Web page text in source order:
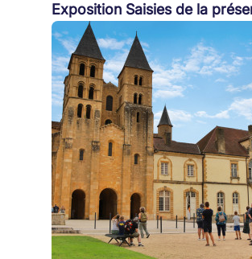
Exposition Saisies de la